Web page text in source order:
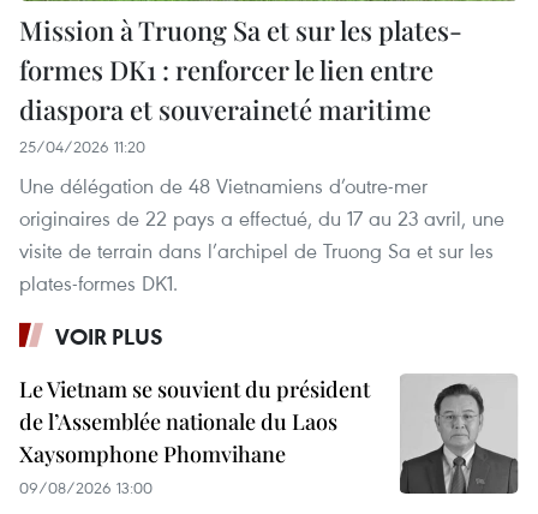
Mission à Truong Sa et sur les plates-
formes DK1 : renforcer le lien entre
diaspora et souveraineté maritime
25/04/2026 11:20
Une délégation de 48 Vietnamiens d’outre-mer
originaires de 22 pays a effectué, du 17 au 23 avril, une
visite de terrain dans l’archipel de Truong Sa et sur les
plates-formes DK1.
VOIR PLUS
Le Vietnam se souvient du président
de l’Assemblée nationale du Laos
Xaysomphone Phomvihane
09/08/2026 13:00